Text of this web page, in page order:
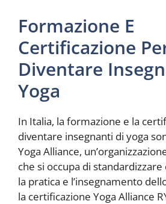
Formazione E
Certificazione
Diventare
Yoga
In Italia, la formazione e la
diventare insegnanti di yoga
Yoga Alliance,
che si occupa di
la pratica e l’insegnamento
la certificazione Yoga Alliance